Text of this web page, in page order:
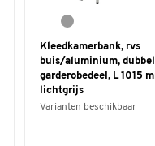
Kleedkamerbank, rvs
buis/aluminium,
garderobedeel, L 1015
lichtgrijs
Varianten beschikbaar